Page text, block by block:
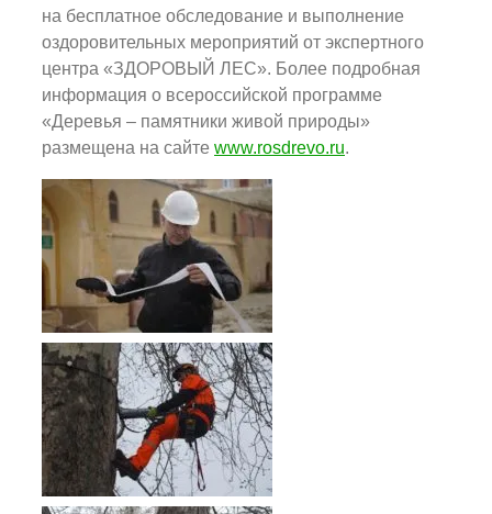
на бесплатное обследование и выполнение
оздоровительных мероприятий от экспертного
центра «ЗДОРОВЫЙ ЛЕС». Более подробная
информация о всероссийской программе
«Деревья – памятники живой природы»
размещена на сайте www.rosdrevo.ru.